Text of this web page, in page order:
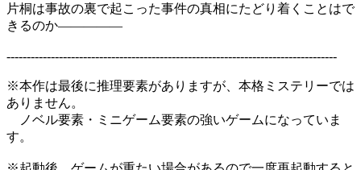
片桐は事故の裏で起こった事件の真相にたどり着くことはで
きるのか―――――
----------------------------------------------------------------------------------
※本作は最後に推理要素がありますが、本格ミステリーでは
ありません。
ノベル要素・ミニゲーム要素の強いゲームになっていま
す。